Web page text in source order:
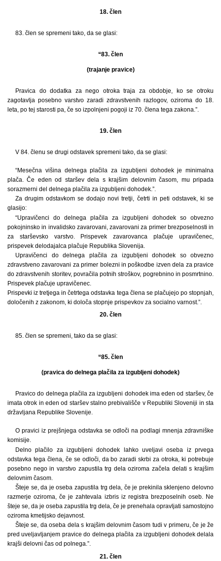
18. člen
83. člen se spremeni tako, da se glasi:
“83. člen
(trajanje pravice)
Pravica do dodatka za nego otroka traja za obdobje, ko se otroku
zagotavlja posebno varstvo zaradi zdravstvenih razlogov, oziroma do 18.
leta, po tej starosti pa, če so izpolnjeni pogoji iz 70. člena tega zakona.”.
19. člen
V 84. členu se drugi odstavek spremeni tako, da se glasi:
“Mesečna višina delnega plačila za izgubljeni dohodek je minimalna
plača. Če eden od staršev dela s krajšim delovnim časom, mu pripada
sorazmerni del delnega plačila za izgubljeni dohodek.”.
Za drugim odstavkom se dodajo novi tretji, četrti in peti odstavek, ki se
glasijo:
“Upravičenci do delnega plačila za izgubljeni dohodek so obvezno
pokojninsko in invalidsko zavarovani, zavarovani za primer brezposelnosti in
za starševsko varstvo. Prispevek zavarovanca plačuje upravičenec,
prispevek delodajalca plačuje Republika Slovenija.
Upravičenci do delnega plačila za izgubljeni dohodek so obvezno
zdravstveno zavarovani za primer bolezni in poškodbe izven dela za pravice
do zdravstvenih storitev, povračila potnih stroškov, pogrebnino in posmrtnino.
Prispevek plačuje upravičenec.
Prispevki iz tretjega in četrtega odstavka tega člena se plačujejo po stopnjah,
določenih z zakonom, ki določa stopnje prispevkov za socialno varnost.”.
20. člen
85. člen se spremeni, tako da se glasi:
“85. člen
(pravica do delnega plačila za izgubljeni dohodek)
Pravico do delnega plačila za izgubljeni dohodek ima eden od staršev, če
imata otrok in eden od staršev stalno prebivališče v Republiki Sloveniji in sta
državljana Republike Slovenije.
O pravici iz prejšnjega odstavka se odloči na podlagi mnenja zdravniške
komisije.
Delno plačilo za izgubljeni dohodek lahko uveljavi oseba iz prvega
odstavka tega člena, če se odloči, da bo zaradi skrbi za otroka, ki potrebuje
posebno nego in varstvo zapustila trg dela oziroma začela delati s krajšim
delovnim časom.
Šteje se, da je oseba zapustila trg dela, če je prekinila sklenjeno delovno
razmerje oziroma, če je zahtevala izbris iz registra brezposelnih oseb. Ne
šteje se, da je oseba zapustila trg dela, če je prenehala opravljati samostojno
oziroma kmetijsko dejavnost.
Šteje se, da oseba dela s krajšim delovnim časom tudi v primeru, če je že
pred uveljavljanjem pravice do delnega plačila za izgubljeni dohodek delala
krajši delovni čas od polnega.”.
21. člen